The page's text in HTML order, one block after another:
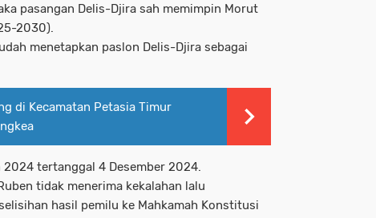
pasangan Delis-Djira sah memimpin Morut
2030).
menetapkan paslon Delis-Djira sebagai
di Kecamatan Petasia Timur
2024 tertanggal 4 Desember 2024.
tidak menerima kekalahan lalu
hasil pemilu ke Mahkamah Konstitusi